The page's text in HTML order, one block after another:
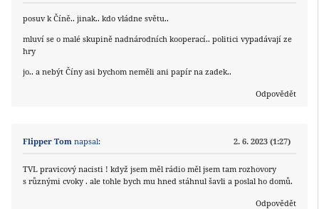
posuv k Číně.. jinak.. kdo vládne světu..
mluví se o malé skupině nadnárodních kooperací.. politici vypadávají ze
hry
jo.. a nebýt Číny asi bychom neměli ani papír na zadek..
Odpovědět
Flipper Tom napsal: 2. 6. 2023 (1:27)
TVL pravicový nacisti ! když jsem měl rádio měl jsem tam rozhovory
s různými cvoky . ale tohle bych mu hned stáhnul šavli a poslal ho domů.
Odpovědět